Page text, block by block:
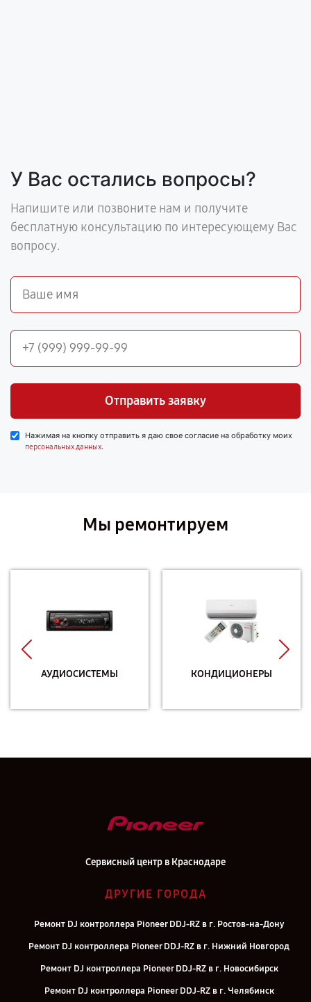
У Вас остались вопросы?
Напишите или позвоните нам и получите
бесплатную консультацию по интересующему Вас
вопросу.
Отправить заявку
Нажимая на кнопку отправить я даю свое согласие на обработку моих
персональных данных.
Мы ремонтируем
АУДИОСИСТЕМЫ КОНДИЦИОНЕРЫ
Сервисный центр в Краснодаре
ДРУГИЕ ГОРОДА
Ремонт DJ контроллера Pioneer DDJ-RZ в г. Ростов-на-Дону
Ремонт DJ контроллера Pioneer DDJ-RZ в г. Нижний Новгород
Ремонт DJ контроллера Pioneer DDJ-RZ в г. Новосибирск
Ремонт DJ контроллера Pioneer DDJ-RZ в г. Челябинск